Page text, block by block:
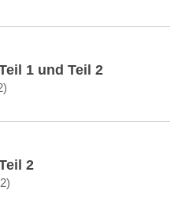
1 und Teil 2
2